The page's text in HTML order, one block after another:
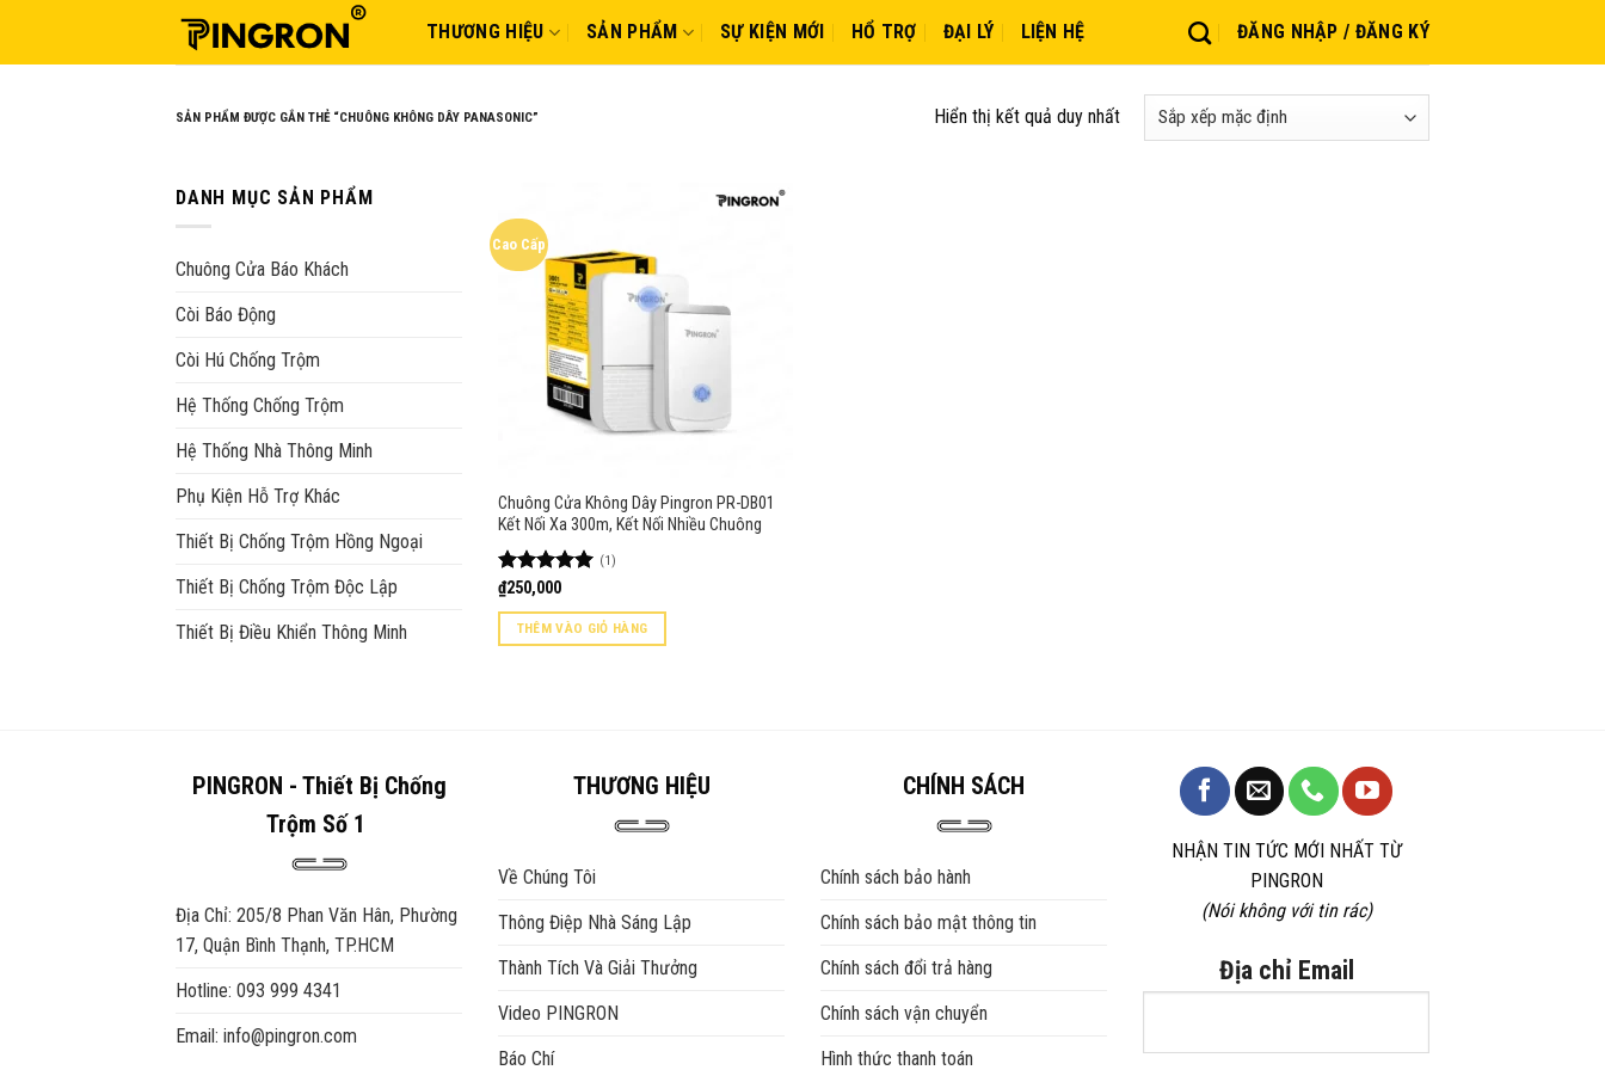
THƯƠNG HIỆU SẢN PHẨM SỰ KIỆN MỚI HỔ TRỢ ĐẠI LÝ LIỆN HỆ ĐĂNG NHẬP / ĐĂNG KÝ
SẢN PHẨM ĐƯỢC GẮN THẺ “CHUÔNG KHÔNG DÂY PANASONIC” Hiển thị kết quả duy nhất
DANH MỤC SẢN PHẨM
Chuông Cửa Báo Khách
Còi Báo Động
Còi Hú Chống Trộm
Hệ Thống Chống Trộm
Hệ Thống Nhà Thông Minh
Phụ Kiện Hỗ Trợ Khác
Thiết Bị Chống Trộm Hồng Ngoại
Thiết Bị Chống Trộm Độc Lập
Thiết Bị Điều Khiển Thông Minh
Cao Cấp
Chuông Cửa Không Dây Pingron PR-DB01
Kết Nối Xa 300m, Kết Nối Nhiều Chuông
Được xếp
hạng5.00
5 sao
(1)
₫250,000
THÊM VÀO GIỎ HÀNG
PINGRON - Thiết Bị Chống
Trộm Số 1
Địa Chỉ: 205/8 Phan Văn Hân, Phường
17, Quận Bình Thạnh, TP.HCM
Hotline: 093 999 4341
Email: info@pingron.com
THƯƠNG HIỆU
Về Chúng Tôi
Thông Điệp Nhà Sáng Lập
Thành Tích Và Giải Thưởng
Video PINGRON
Báo Chí
CHÍNH SÁCH
Chính sách bảo hành
Chính sách bảo mật thông tin
Chính sách đổi trả hàng
Chính sách vận chuyển
Hình thức thanh toán
NHẬN TIN TỨC MỚI NHẤT TỪ
PINGRON
(Nói không với tin rác)
Địa chỉ Email